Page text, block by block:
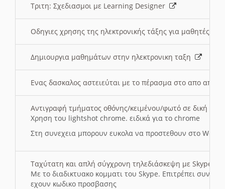
Τριτη: Σχεδιασμοι με Learning Designer
Οδηγιες χρησης της ηλεκτρονικής τάξης για μαθητές
Δημιουργια μαθημάτων στην ηλεκτρονικη ταξη
Ενας δασκαλος αστειεύται με το πέρασμα στο απο
Αντιγραφή τμήματος οθόνης/κειμένου/φωτό σε δική
Χρηση του lightshot chrome. ειδικά για το chrome
Στη συνεχεια μπορουν ευκολα να προστεθουν στο Word
Ταχύτατη και απλή σύγχρονη τηλεδιάσκεψη με Skype
Με το διαδικτυακο κομματι του Skype. Επιτρέπει
εχουν κωδικο προσβασης